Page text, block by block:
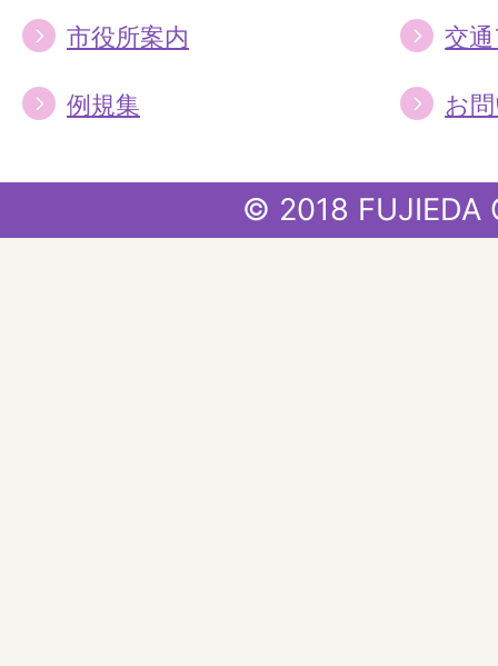
市役所案内 交
例規集 お
© 2018 FUJIEDA